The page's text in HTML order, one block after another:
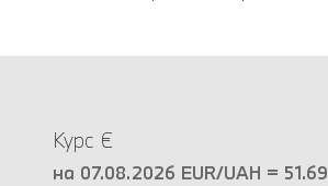
Курс €
на 07.08.2026 EUR/UAH = 51.69